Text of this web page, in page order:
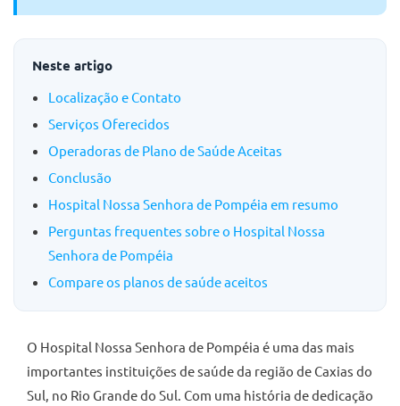
Neste artigo
Localização e Contato
Serviços Oferecidos
Operadoras de Plano de Saúde Aceitas
Conclusão
Hospital Nossa Senhora de Pompéia em resumo
Perguntas frequentes sobre o Hospital Nossa
Senhora de Pompéia
Compare os planos de saúde aceitos
O Hospital Nossa Senhora de Pompéia é uma das mais
importantes instituições de saúde da região de Caxias do
Sul, no Rio Grande do Sul. Com uma história de dedicação